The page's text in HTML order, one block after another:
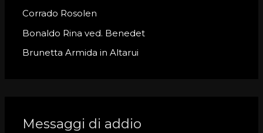
r
:
Corrado Rosolen
Bonaldo Rina ved. Benedet
Brunetta Armida in Altarui
Messaggi di addio